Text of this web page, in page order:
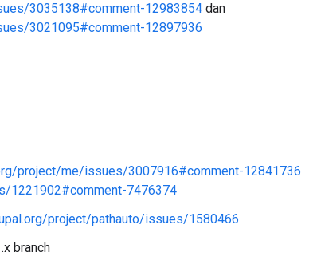
3035138#comment-12983854 dan
3021095#comment-12897936
project/me/issues/3007916#comment-12841736
1221902#comment-7476374
project/pathauto/issues/1580466
branch